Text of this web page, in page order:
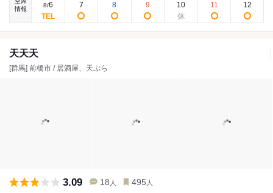
情報
8/6 7 8 9 10 11 12
天天天
[群馬] 前橋市 / 居酒屋、天ぷら
3.09 18 人 495 人